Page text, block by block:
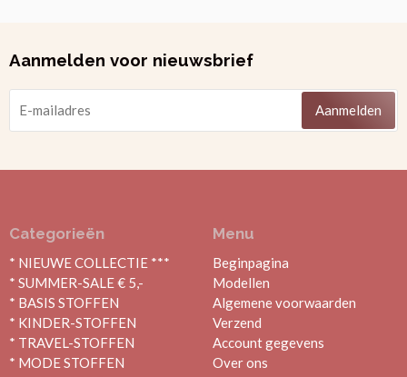
Aanmelden voor nieuwsbrief
Aanmelden
Categorieën
* NIEUWE COLLECTIE ***
* SUMMER-SALE € 5,-
* BASIS STOFFEN
* KINDER-STOFFEN
* TRAVEL-STOFFEN
* MODE STOFFEN
Menu
Beginpagina
Modellen
Algemene voorwaarden
Verzend
Account gegevens
Over ons